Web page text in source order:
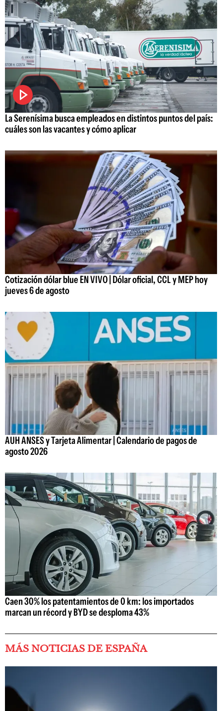
La Serenísima busca empleados en distintos puntos del país:
cuáles son las vacantes y cómo aplicar
Cotización dólar blue EN VIVO | Dólar oficial, CCL y MEP hoy
jueves 6 de agosto
AUH ANSES y Tarjeta Alimentar | Calendario de pagos de
agosto 2026
Caen 30% los patentamientos de 0 km: los importados
marcan un récord y BYD se desploma 43%
MÁS NOTICIAS DE ESPAÑA